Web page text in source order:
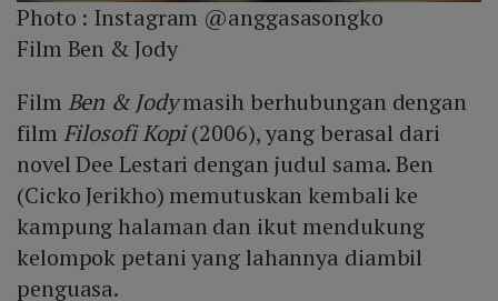
Photo : Instagram @anggasasongko
Film Ben & Jody
Film Ben & Jodymasih berhubungan dengan
film Filosofi Kopi(2006), yang berasal dari
novel Dee Lestari dengan judul sama. Ben
(Cicko Jerikho) memutuskan kembali ke
kampung halaman dan ikut mendukung
kelompok petani yang lahannya diambil
penguasa.